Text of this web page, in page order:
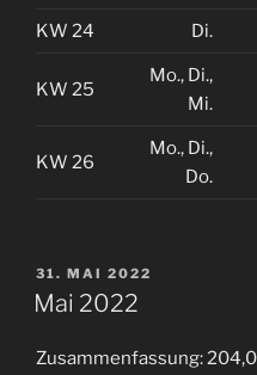
KW 24 Di.
KW 25
Mo., Di.,
Mi.
KW 26
Mo., Di.,
Do.
VERÖFFENTLICHT
AM
31. MAI 2022
Mai 2022
Zusammenfassung: